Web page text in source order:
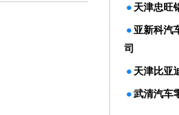
· 天津忠旺
· 亚新科汽
司
· 天津比亚
· 武清汽车